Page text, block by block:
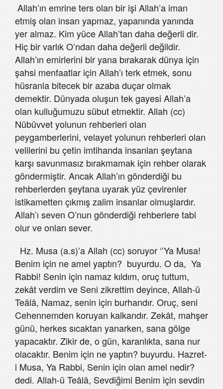
Allah’ın emrine ters olan bir işi Allah’a iman
etmiş olan insan yapmaz, yapanında yanında
yer almaz. Kim yüce Allah’tan daha değerli dir.
Hiç bir varlık O’ndan daha değerli değildir.
Allah’ın emirlerini bir yana bırakarak dünya için
şahsi menfaatlar için Allah’ı terk etmek, sonu
hüsranla bitecek bir azaba duçar olmak
demektir. Dünyada oluşun tek gayesi Allah’a
olan kulluğumuzu sübut etmektir. Allah (cc)
Nübüvvet yolunun rehberleri olan
peygamberlerini, velayet yolunun rehberleri olan
velilerini bu çetin imtihanda insanları şeytana
karşı savunmasız bırakmamak için rehber olarak
göndermiştir. Ancak Allah’ın gönderdiği bu
rehberlerden şeytana uyarak yüz çevirenler
istikametten çıkmış zalim insanlar olmuşlardır.
Allah’ı seven O’nun gönderdiği rehberlere tabi
olur ve onları sever.
Hz. Musa (a.s)’a Allah (cc) soruyor ‘’Ya Musa!
Benim için ne amel yaptın? buyurdu. O da, Ya
Rabbi! Senin için namaz kıldım, oruç tuttum,
zekât verdim ve Seni zikrettim deyince, Allah-ü
Teâlâ, Namaz, senin için burhandır. Oruç, seni
Cehennemden koruyan kalkandır. Zekât, mahşer
günü, herkes sıcaktan yanarken, sana gölge
yapacaktır. Zikir de, o gün, karanlıkta, sana nur
olacaktır. Benim için ne yaptın? buyurdu. Hazret-
i Musa, Ya Rabbi, Senin için olan amel nedir?
dedi. Allah-ü Teâlâ, Sevdiğimi Benim için sevdin